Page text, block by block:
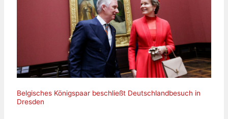
Belgisches Königspaar beschließt Deutschlandbesuch in
Dresden